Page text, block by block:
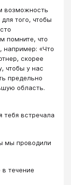
возможность
того, чтобы
помните, что
например: «Что
скорее
чтобы у нас
предельно
область.
встречала
мы проводили
течение